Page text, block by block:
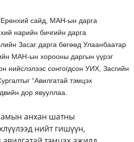
сайд, МАН-ын дарга
нарийн бичгийн дарга
Засаг дарга бөгөөд Улаанбаатар
МАН-ын хорооны даргын үүрэг
нийслэлээс сонгогдсон УИХ, Засгийн
“Авилгатай тэмцэх
дор явууллаа.
анхан шатны
нийт гишүүн,